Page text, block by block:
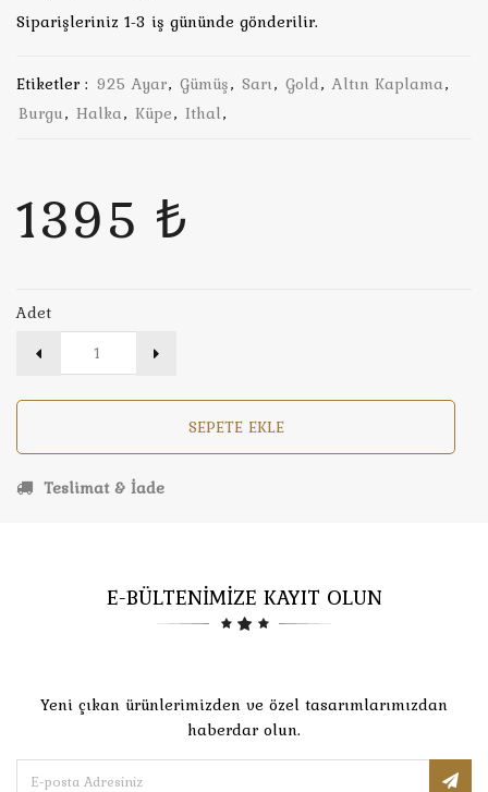
Siparişleriniz 1-3 iş gününde gönderilir.
Etiketler : 925 Ayar, Gümüş, Sarı, Gold, Altın Kaplama,
Burgu, Halka, Küpe, Ithal,
1395 ₺
Adet
SEPETE EKLE
Teslimat & İade
E-BÜLTENİMİZE KAYIT OLUN
Yeni çıkan ürünlerimizden ve özel tasarımlarımızdan
haberdar olun.